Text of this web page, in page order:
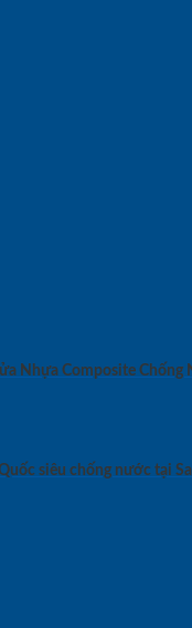
Nhựa Composite Chống
siêu chống nước tại